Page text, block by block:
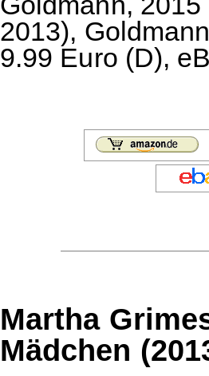
2013),
9.99 Euro (D),
Martha
Mädchen